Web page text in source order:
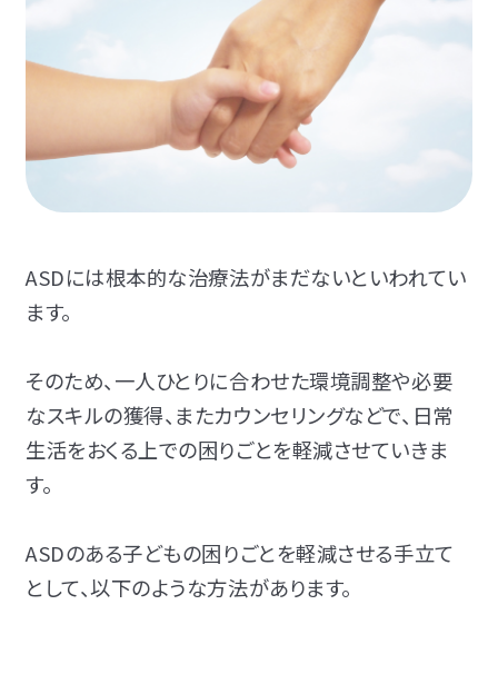
ASDには根本的な治療法がまだないといわれてい
ます。
そのため、一人ひとりに合わせた環境調整や必要
なスキルの獲得、またカウンセリングなどで、日常
生活をおくる上での困りごとを軽減させていきま
す。
ASDのある子どもの困りごとを軽減させる手立て
として、以下のような方法があります。